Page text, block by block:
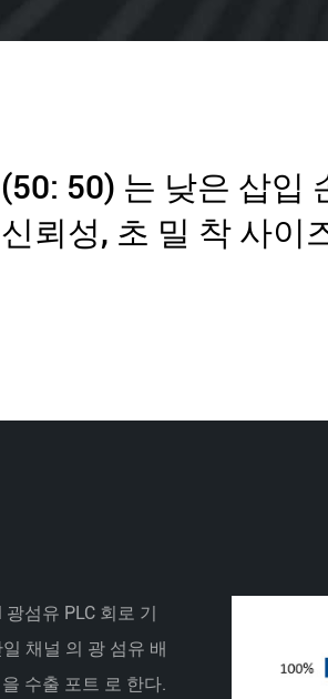
50) 는 낮은 삽입
뢰성, 초 밀 착 사이
섬유 PLC 회로 기
채널 의 광 섬유 배
수출 포트 로 한다.